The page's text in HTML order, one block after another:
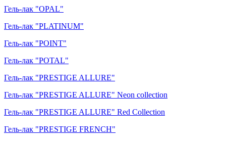
Гель-лак "OPAL"
Гель-лак "PLATINUM"
Гель-лак "POINT"
Гель-лак "POTAL"
Гель-лак "PRESTIGE ALLURE"
Гель-лак "PRESTIGE ALLURE" Neon collection
Гель-лак "PRESTIGE ALLURE" Red Collection
Гель-лак "PRESTIGE FRENCH"